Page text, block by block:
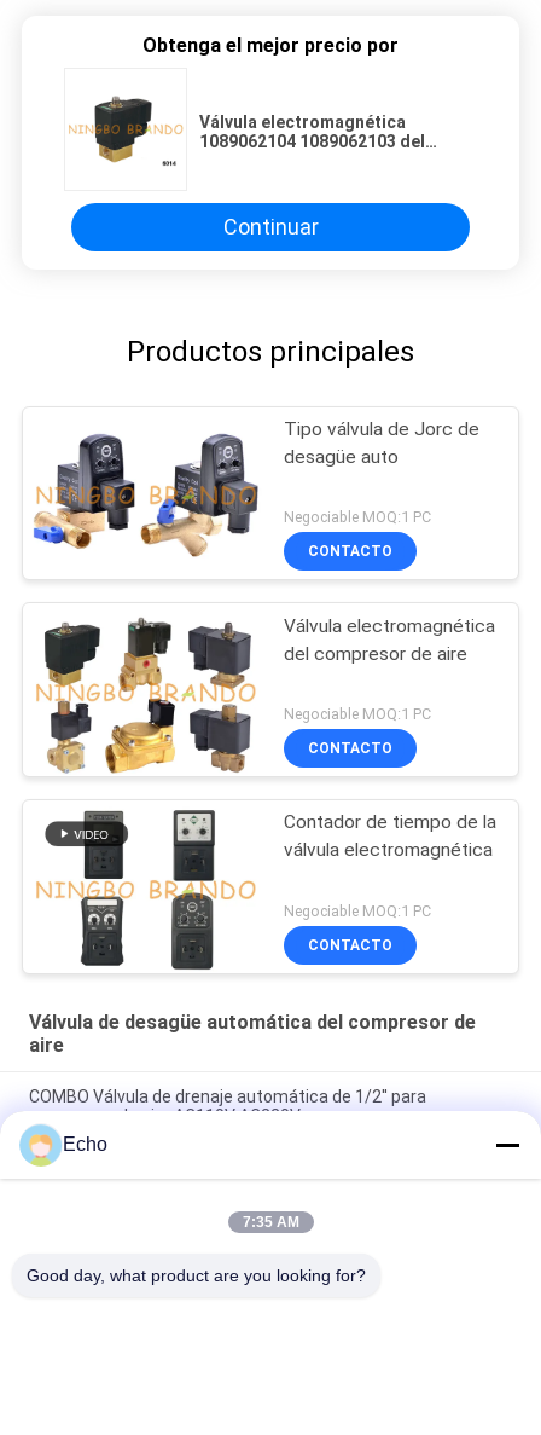
Obtenga el mejor precio por
Válvula electromagnética
1089062104 1089062103 del
Continuar
Productos principales
Tipo válvula de Jorc de
desagüe auto
Negociable MOQ:1 PC
CONTACTO
Válvula electromagnética
del compresor de aire
Negociable MOQ:1 PC
CONTACTO
Contador de tiempo de la
válvula electromagnética
Negociable MOQ:1 PC
CONTACTO
Válvula de desagüe automática del compresor de
aire
COMBO Válvula de drenaje automática de 1/2'' para
compresor de aire AC110V AC220V
Válvula de drenaje automática de compresor de aire
temporizado electrónico OPTIMUM de 1/2''
0927300 3/4" 2/2 válvula electromagnética normalmente
Echo
7:35 AM
Good day, what product are you looking for?